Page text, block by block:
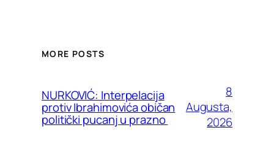
MORE POSTS
NURKOVIĆ: Interpelacija
protiv Ibrahimovića običan
politički pucanj u prazno
8
Augusta,
2026